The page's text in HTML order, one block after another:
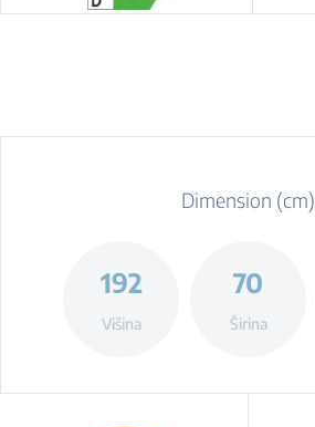
Dimension (cm)
192
Višina
70
Širina